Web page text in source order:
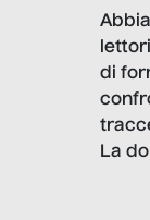
di
La